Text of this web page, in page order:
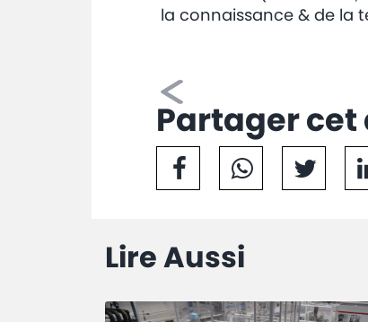
la connaissance & de la
Partager
Lire Aussi